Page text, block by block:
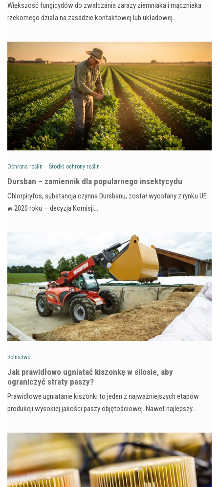
Większość fungicydów do zwalczania zarazy ziemniaka i mączniaka
rzekomego działa na zasadzie kontaktowej lub układowej…
Ochrona roślin Środki ochrony roślin
Dursban – zamiennik dla popularnego insektycydu
Chlorpiryfos, substancja czynna Dursbanu, został wycofany z rynku UE
w 2020 roku — decyzja Komisji…
Rolnictwo
Jak prawidłowo ugniatać kiszonkę w silosie, aby
ograniczyć straty paszy?
Prawidłowe ugniatanie kiszonki to jeden z najważniejszych etapów
produkcji wysokiej jakości paszy objętościowej. Nawet najlepszy…